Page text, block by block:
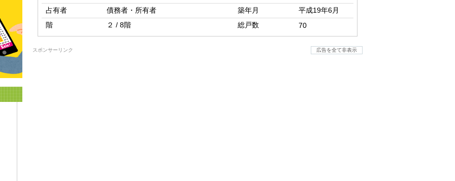
占有者
債務者・所有者 築年月
平成19年6月
階
２ / 8階 総戸数 70
スポンサーリンク 広告を全て非表示